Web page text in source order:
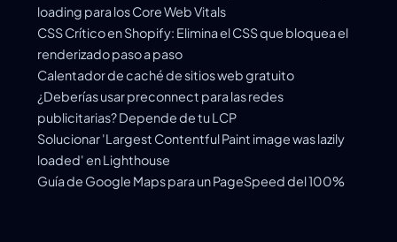
loading para los Core Web Vitals
CSS Crítico en Shopify: Elimina el CSS que bloquea el
renderizado paso a paso
Calentador de caché de sitios web gratuito
¿Deberías usar preconnect para las redes
publicitarias? Depende de tu LCP
Solucionar 'Largest Contentful Paint image was lazily
loaded' en Lighthouse
Guía de Google Maps para un PageSpeed del 100%